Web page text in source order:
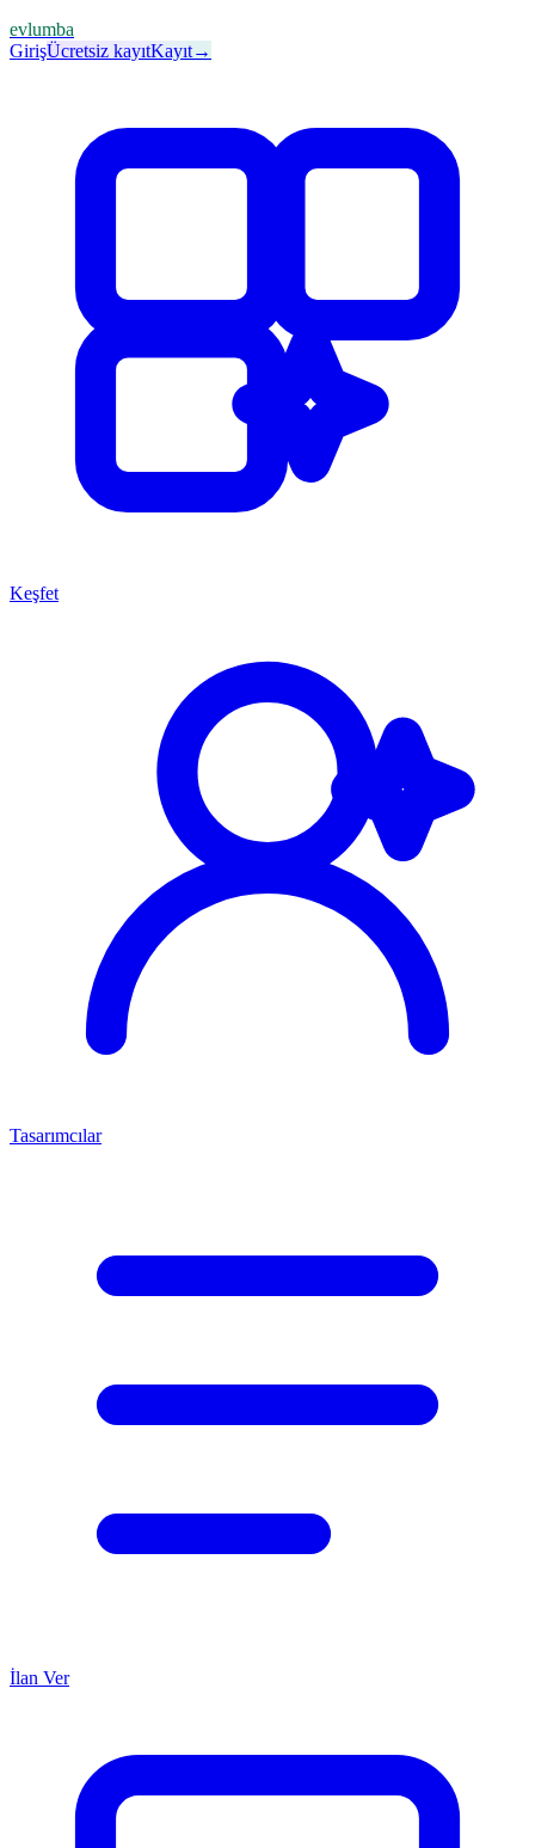
evlumba
GirişÜcretsiz kayıtKayıt→
Keşfet
Tasarımcılar
İlan Ver